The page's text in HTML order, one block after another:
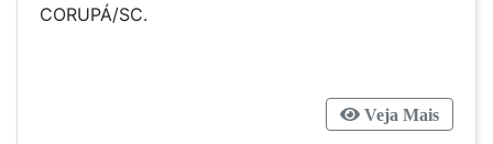
CORUPÁ/SC.
Veja Mais